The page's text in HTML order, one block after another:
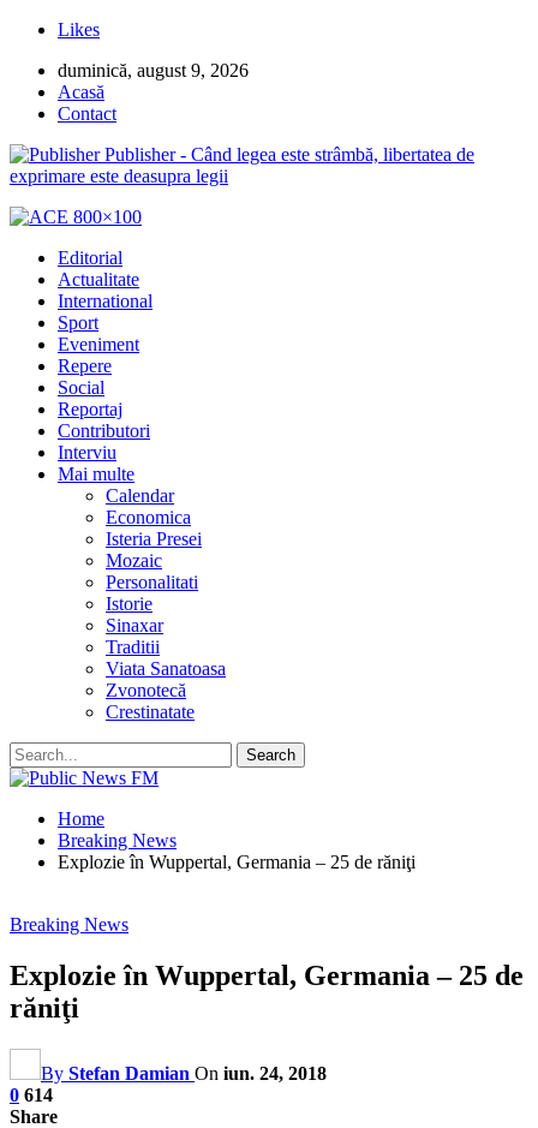
Likes
duminică, august 9, 2026
Acasă
Contact
Publisher - Când legea este strâmbă, libertatea de
exprimare este deasupra legii
Editorial
Actualitate
International
Sport
Eveniment
Repere
Social
Reportaj
Contributori
Interviu
Mai multe
Calendar
Economica
Isteria Presei
Mozaic
Personalitati
Istorie
Sinaxar
Traditii
Viata Sanatoasa
Zvonotecă
Crestinatate
Home
Breaking News
Explozie în Wuppertal, Germania – 25 de răniţi
Breaking News
Explozie în Wuppertal, Germania – 25 de
răniţi
By Stefan Damian On iun. 24, 2018
0 614
Share